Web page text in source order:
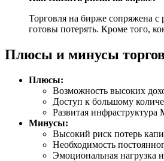
Торговля на бирже сопряжена с
готовы потерять. Кроме того,
Плюсы и минусы
Плюсы:
Возможность высоких
Доступ к большому
Развитая
Минусы:
Высокий риск потерь
Необходимость
Эмоциональная нагрузка и